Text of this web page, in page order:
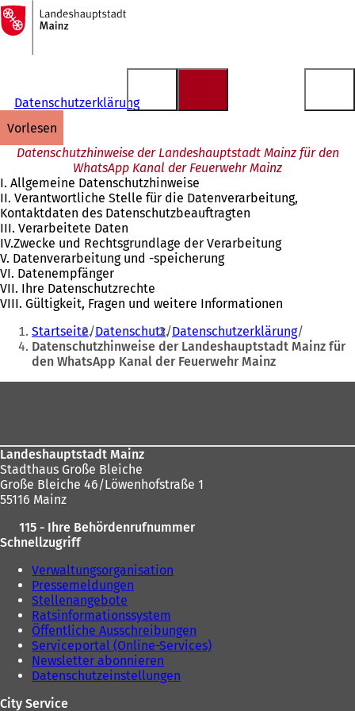
Inhalt anspringen
Zur
Startseite
Datenschutzerklärung
vorlesen
Datenschutzhinweise der Landeshauptstadt Mainz für den
WhatsApp Kanal der Feuerwehr Mainz
I. Allgemeine Datenschutzhinweise
II. Verantwortliche Stelle für die Datenverarbeitung,
Kontaktdaten des Datenschutzbeauftragten
III. Verarbeitete Daten
IV.Zwecke und Rechtsgrundlage der Verarbeitung
V. Datenverarbeitung und -speicherung
VI. Datenempfänger
VII. Ihre Datenschutzrechte
VIII. Gültigkeit, Fragen und weitere Informationen
Sie
befinden
sich
hier:
Startseite Datenschutz Datenschutzerklärung
Datenschutzhinweise der Landeshauptstadt Mainz für
den WhatsApp Kanal der Feuerwehr Mainz
Landeshauptstadt Mainz
Stadthaus Große Bleiche
Große Bleiche 46/Löwenhofstraße 1
55116 Mainz
115 - Ihre Behördenrufnummer
Schnellzugriff
Verwaltungsorganisation
Pressemeldungen
Stellenangebote
Ratsinformationssystem
Öffentliche Ausschreibungen
Serviceportal (Online-Services)
Newsletter abonnieren
Datenschutzeinstellungen
City Service